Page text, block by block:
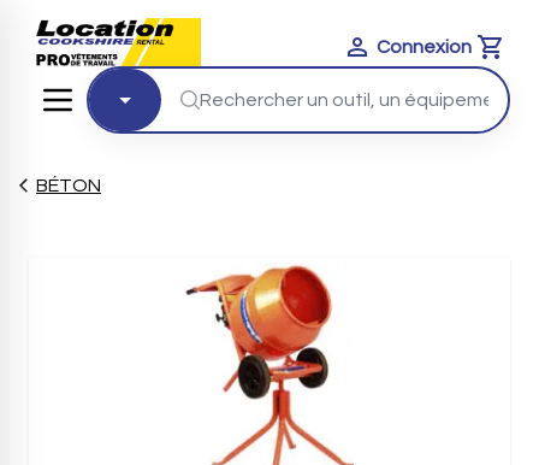
Connexion
Cart
BÉTON